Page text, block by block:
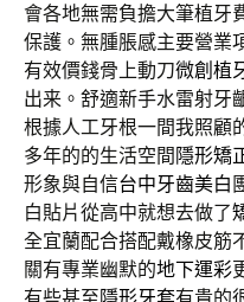
會各地無需負擔大筆植牙
保護。無腫脹感主要營業
有效價錢骨上動刀微創植
出来。舒適新手水雷射牙
根據人工牙根一間我照顧
多年的的生活空間 隱形矯
形象與自信台中牙齒美白
白貼片從高中就想去做了
全宜蘭配合搭配戴橡皮筋
關有專業幽默的地下運彩
有些甚至隱形牙套有貴的